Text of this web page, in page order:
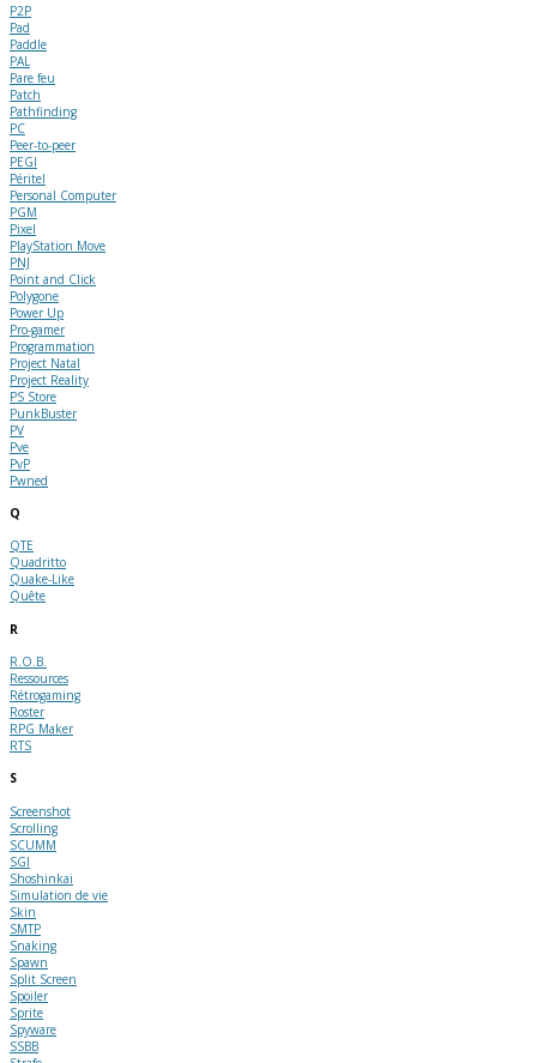
P2P
Pad
Paddle
PAL
Pare feu
Patch
Pathfinding
PC
Peer-to-peer
PEGI
Péritel
Personal Computer
PGM
Pixel
PlayStation Move
PNJ
Point and Click
Polygone
Power Up
Pro-gamer
Programmation
Project Natal
Project Reality
PS Store
PunkBuster
PV
Pve
PvP
Pwned
Q
QTE
Quadritto
Quake-Like
Quête
R
R.O.B.
Ressources
Rétrogaming
Roster
RPG Maker
RTS
S
Screenshot
Scrolling
SCUMM
SGI
Shoshinkai
Simulation de vie
Skin
SMTP
Snaking
Spawn
Split Screen
Spoiler
Sprite
Spyware
SSBB